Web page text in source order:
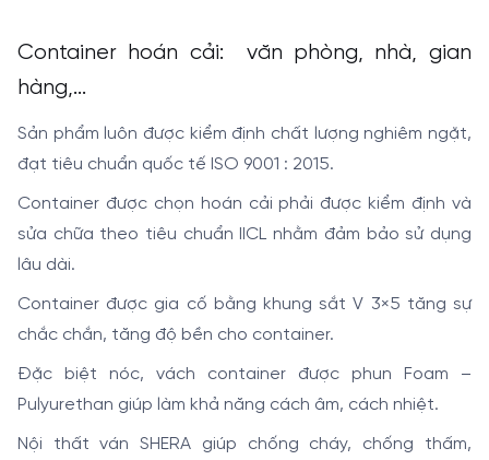
Container hoán cải: văn phòng, nhà, gian
hàng,...
Sản phẩm luôn được kiểm định chất lượng nghiêm ngặt,
đạt tiêu chuẩn quốc tế ISO 9001 : 2015.
Container được chọn hoán cải phải được kiểm định và
sửa chữa theo tiêu chuẩn IICL nhằm đảm bảo sử dụng
lâu dài.
Container được gia cố bằng khung sắt V 3×5 tăng sự
chắc chắn, tăng độ bền cho container.
Đặc biệt nóc, vách container được phun Foam –
Pulyurethan giúp làm khả năng cách âm, cách nhiệt.
Nội thất ván SHERA giúp chống cháy, chống thấm,